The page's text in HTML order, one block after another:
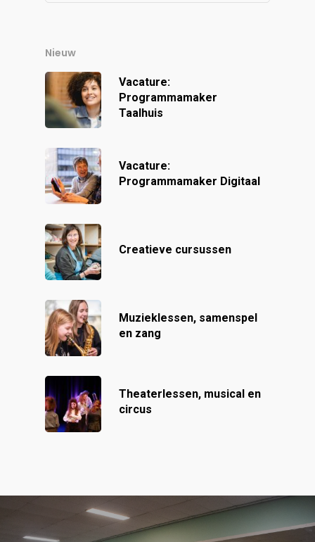
Nieuw
Vacature:
Programmamaker
Taalhuis
Vacature:
Programmamaker Digitaal
Creatieve cursussen
Muzieklessen, samenspel
en zang
Theaterlessen, musical en
circus